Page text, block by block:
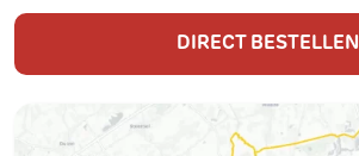
DIRECT BESTELLEN